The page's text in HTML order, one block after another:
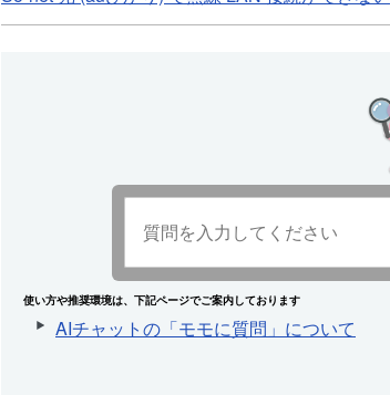
使い方や推奨環境は、下記ページでご案内しております
AIチャットの「モモに質問」について